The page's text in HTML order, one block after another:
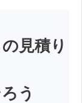
見積り
う